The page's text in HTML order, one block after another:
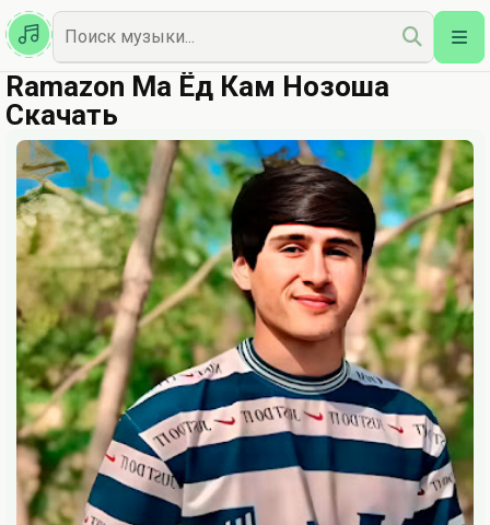
Казахская
Наш Топ
Ramazon Ма Ёд Кам Нозоша
Скачать